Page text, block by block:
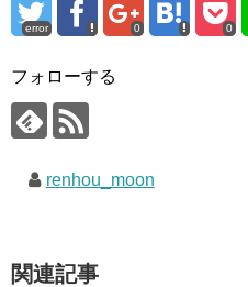
error 0 0
フォローする
renhou_moon
関連記事